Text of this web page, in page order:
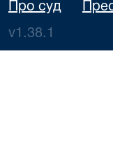
Про суд
v1.38.1